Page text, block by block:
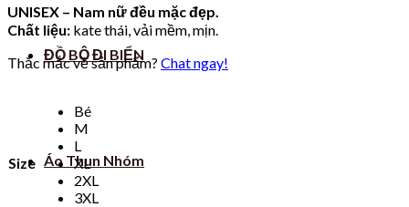
ĐỒ BỘ ĐI BIỂN
Áo Thun Nhóm
UNISEX – Nam nữ đều mặc đẹp.
Chất liệu: kate thái, vải mềm, mịn.
Thắc mắc về sản phẩm? Chat ngay!
Size
Bé
M
L
XL
2XL
3XL